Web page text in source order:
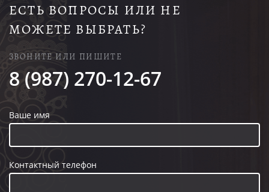
ЕСТЬ ВОПРОСЫ ИЛИ НЕ
МОЖЕТЕ ВЫБРАТЬ?
ЗВОНИТЕ ИЛИ ПИШИТЕ
8 (987) 270-12-67
Ваше имя
Контактный телефон